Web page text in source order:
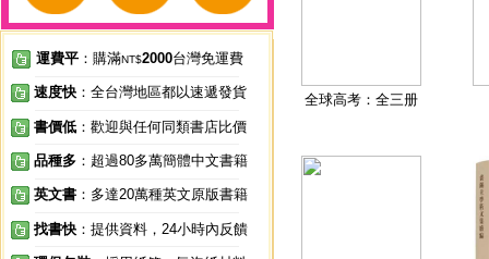
運費平 ：購滿NT$2000台灣免運費
速度快 ：全台灣地區都以速遞發貨
書價低 ：歡迎與任何同類書店比價
品種多 ：超過80多萬簡體中文書籍
英文書 ：多達20萬種英文原版書籍
找書快 ：提供資料，24小時內反饋
全球高考：全三册